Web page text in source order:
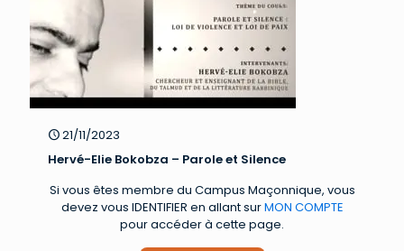
21/11/2023
Hervé-Elie Bokobza – Parole et Silence
Si vous êtes membre du Campus Maçonnique, vous
devez vous IDENTIFIER en allant surMON COMPTE
pour accéder à cette page.